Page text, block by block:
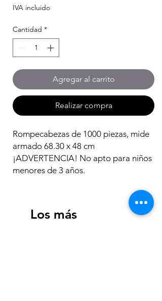
IVA incluido
Cantidad *
Agregar al carrito
Realizar compra
Rompecabezas de 1000 piezas, mide
armado 68.30 x 48 cm
¡ADVERTENCIA! No apto para niños
menores de 3 años.
Los más